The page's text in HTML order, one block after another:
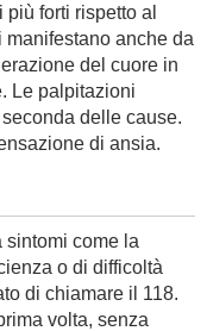
forti rispetto al
manifestano anche da
del cuore in
Le palpitazioni
delle cause.
di ansia.
come la
o di difficoltà
di chiamare il 118.
volta, senza